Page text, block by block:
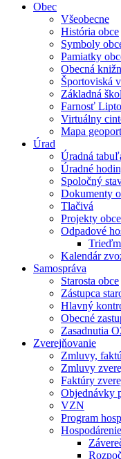
Obec
Všeobecne
História obce
Symboly
Pamiatky
Obecná
Športoviská
Základná
Farnosť
Virtuálny
Mapa
Úrad
Úradná
Úradné
Spoločný
Dokumenty
Tlačivá
Projekty obce
Odpadové
Kalendár
Samospráva
Starosta obce
Zástupca
Hlavný
Obecné
Zasadnutia
Zverejňovanie
Zmluvy,
Zmluvy
Faktúry
Objednávky
VZN
Program
Hospodárenie